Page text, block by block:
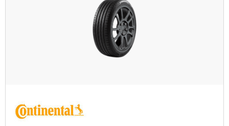
Lengvasis automobilis (46)